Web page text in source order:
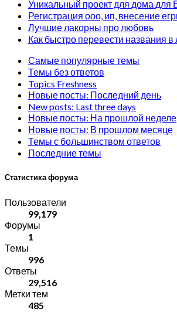
Уникальный проект для дома для
Регистрация ооо, ип, внесение
Лучшие лакорны про любовь
Как быстро перевести названия в
Самые популярные темы
Темы без ответов
Topics Freshness
Новые посты: Последний день
New posts: Last three days
Новые посты: На прошлой неделе
Новые посты: В прошлом месяце
Темы с большинством ответов
Последние темы
Статистика форума
Пользователи
99,179
Форумы
1
Темы
996
Ответы
29,516
Метки тем
485